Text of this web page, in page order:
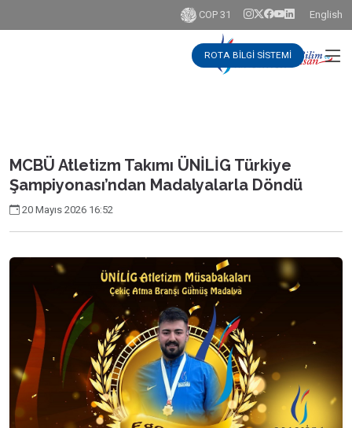
COP 31 English
ROTA BİLGİ SİSTEMİ
MCBÜ Atletizm Takımı ÜNİLİG Türkiye
Şampiyonası’ndan Madalyalarla Döndü
20 Mayıs 2026 16:52